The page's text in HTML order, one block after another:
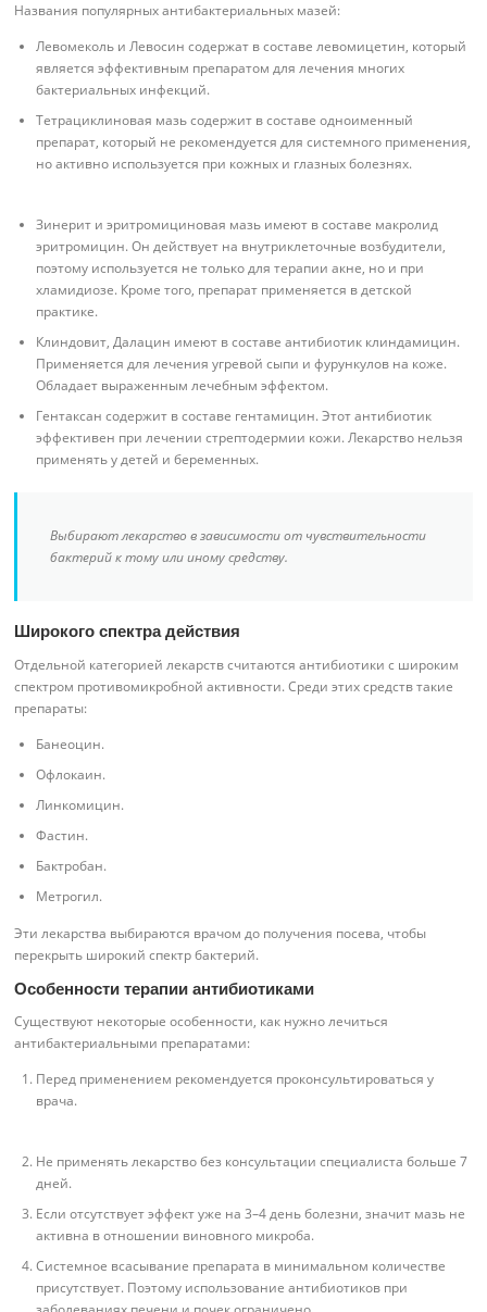
Названия популярных антибактериальных мазей:
Левомеколь и Левосин содержат в составе левомицетин, который
является эффективным препаратом для лечения многих
бактериальных инфекций.
Тетрациклиновая мазь содержит в составе одноименный
препарат, который не рекомендуется для системного применения,
но активно используется при кожных и глазных болезнях.
Зинерит и эритромициновая мазь имеют в составе макролид
эритромицин. Он действует на внутриклеточные возбудители,
поэтому используется не только для терапии акне, но и при
хламидиозе. Кроме того, препарат применяется в детской
практике.
Клиндовит, Далацин имеют в составе антибиотик клиндамицин.
Применяется для лечения угревой сыпи и фурункулов на коже.
Обладает выраженным лечебным эффектом.
Гентаксан содержит в составе гентамицин. Этот антибиотик
эффективен при лечении стрептодермии кожи. Лекарство нельзя
применять у детей и беременных.
Выбирают лекарство в зависимости от чувствительности
бактерий к тому или иному средству.
Широкого спектра действия
Отдельной категорией лекарств считаются антибиотики с широким
спектром противомикробной активности. Среди этих средств такие
препараты:
Банеоцин.
Офлокаин.
Линкомицин.
Фастин.
Бактробан.
Метрогил.
Эти лекарства выбираются врачом до получения посева, чтобы
перекрыть широкий спектр бактерий.
Особенности терапии антибиотиками
Существуют некоторые особенности, как нужно лечиться
антибактериальными препаратами:
Перед применением рекомендуется проконсультироваться у
врача.
Не применять лекарство без консультации специалиста больше 7
дней.
Если отсутствует эффект уже на 3–4 день болезни, значит мазь не
активна в отношении виновного микроба.
Системное всасывание препарата в минимальном количестве
присутствует. Поэтому использование антибиотиков при